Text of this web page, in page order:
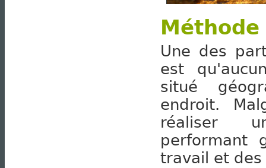
Méthode
Une des
est
situé
endroit.
réaliser
performant
travail et